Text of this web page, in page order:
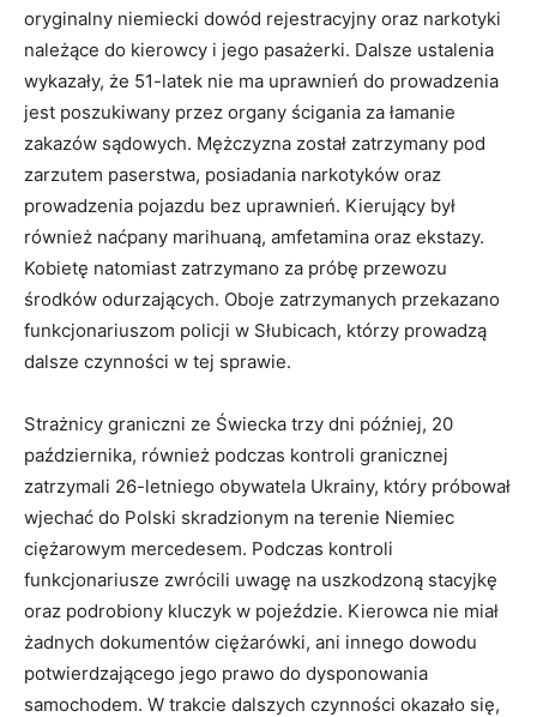
oryginalny niemiecki dowód rejestracyjny oraz narkotyki
należące do kierowcy i jego pasażerki. Dalsze ustalenia
wykazały, że 51-latek nie ma uprawnień do prowadzenia
jest poszukiwany przez organy ścigania za łamanie
zakazów sądowych. Mężczyzna został zatrzymany pod
zarzutem paserstwa, posiadania narkotyków oraz
prowadzenia pojazdu bez uprawnień. Kierujący był
również naćpany marihuaną, amfetamina oraz ekstazy.
Kobietę natomiast zatrzymano za próbę przewozu
środków odurzających. Oboje zatrzymanych przekazano
funkcjonariuszom policji w Słubicach, którzy prowadzą
dalsze czynności w tej sprawie.
Strażnicy graniczni ze Świecka trzy dni później, 20
października, również podczas kontroli granicznej
zatrzymali 26-letniego obywatela Ukrainy, który próbował
wjechać do Polski skradzionym na terenie Niemiec
ciężarowym mercedesem. Podczas kontroli
funkcjonariusze zwrócili uwagę na uszkodzoną stacyjkę
oraz podrobiony kluczyk w pojeździe. Kierowca nie miał
żadnych dokumentów ciężarówki, ani innego dowodu
potwierdzającego jego prawo do dysponowania
samochodem. W trakcie dalszych czynności okazało się,